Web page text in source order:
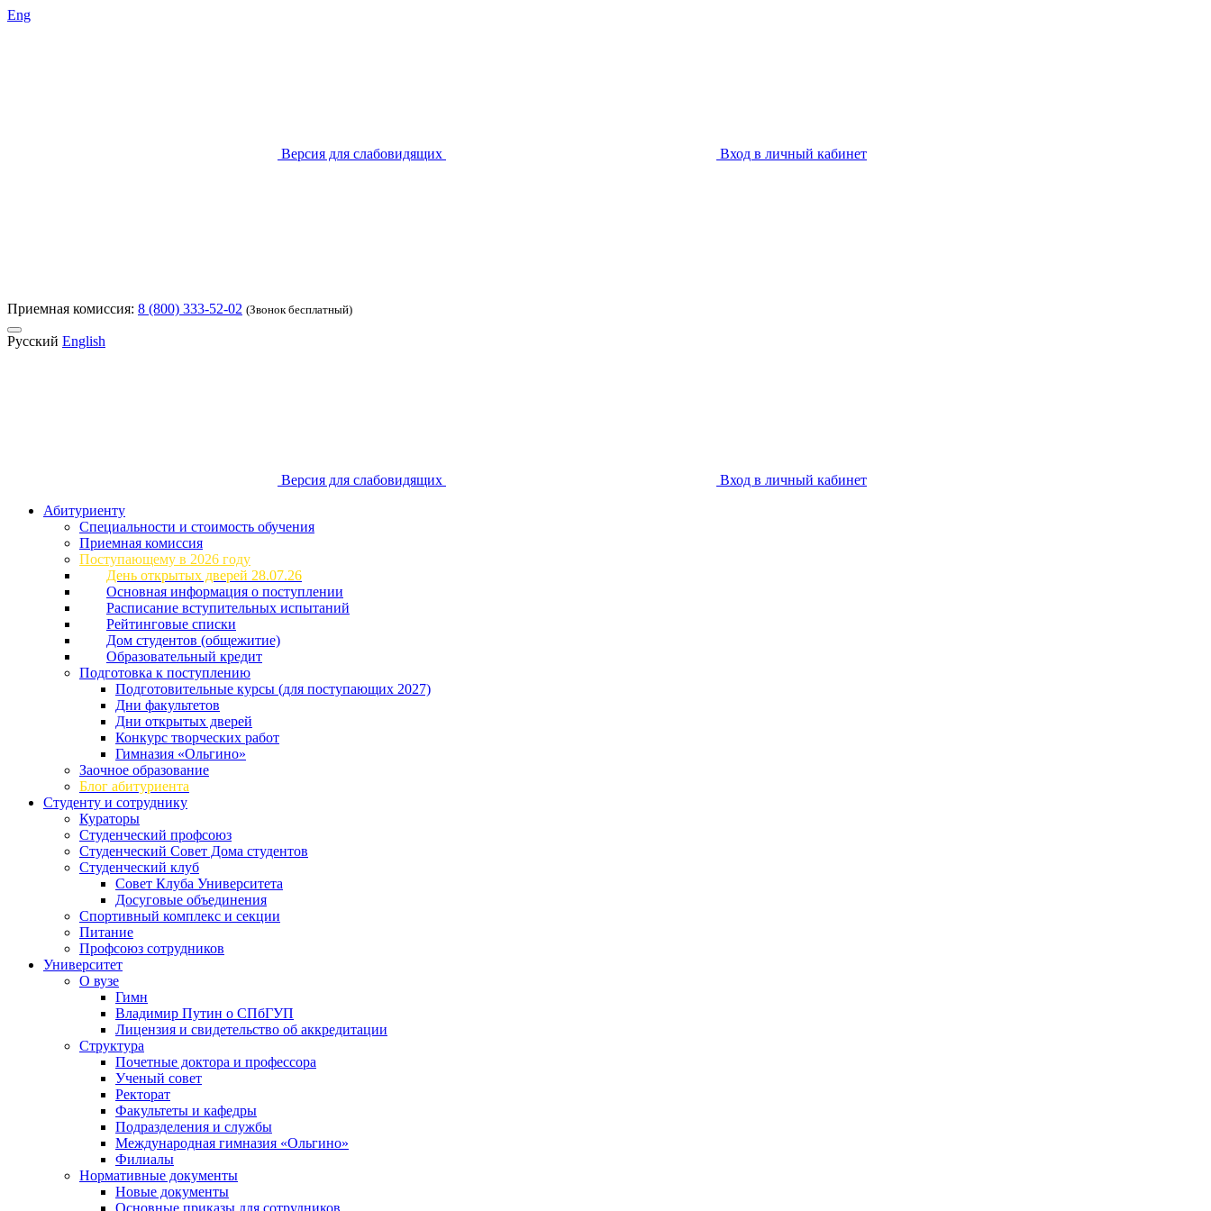
Eng
Версия для слабовидящих Вход в личный кабинет
Приемная комиссия: 8 (800) 333-52-02 (Звонок бесплатный)
Русский English
Версия для слабовидящих
Вход в личный кабинет
Абитуриенту
Специальности и стоимость обучения
Приемная комиссия
Поступающему в 2026 году
День открытых дверей 28.07.26
Основная информация о поступлении
Расписание вступительных испытаний
Рейтинговые списки
Дом студентов (общежитие)
Образовательный кредит
Подготовка к поступлению
Подготовительные курсы (для поступающих 2027)
Дни факультетов
Дни открытых дверей
Конкурс творческих работ
Гимназия «Ольгино»
Заочное образование
Блог абитуриента
Студенту и сотруднику
Кураторы
Студенческий профсоюз
Студенческий Совет Дома студентов
Студенческий клуб
Совет Клуба Университета
Досуговые объединения
Спортивный комплекс и секции
Питание
Профсоюз сотрудников
Университет
О вузе
Гимн
Владимир Путин о СПбГУП
Лицензия и свидетельство об аккредитации
Структура
Почетные доктора и профессора
Ученый совет
Ректорат
Факультеты и кафедры
Подразделения и службы
Международная гимназия «Ольгино»
Филиалы
Нормативные документы
Новые документы
Основные приказы для сотрудников